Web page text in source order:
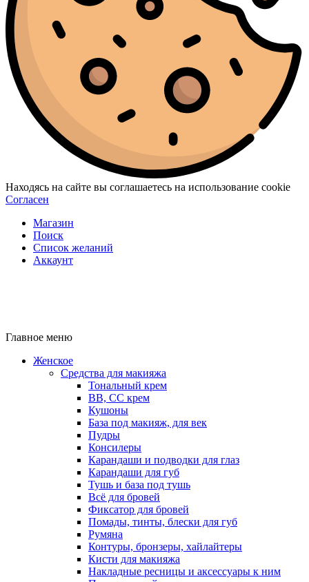
Находясь на сайте вы соглашаетесь на использование cookie
Согласен
Магазин
Поиск
Список желаний
Аккаунт
Главное меню
Женское
Средства для макияжа
Тональный крем
BB, CC крем
Кушоны
База под макияж, для век
Пудры
Консилеры
Карандаши и подводки для глаз
Карандаши для губ
Тушь и база под тушь
Всё для бровей
Фиксатор для бровей
Помады, тинты, блески для губ
Румяна
Контуры, бронзеры, хайлайтеры
Кисти для макияжа
Накладные ресницы и аксессуары к ним